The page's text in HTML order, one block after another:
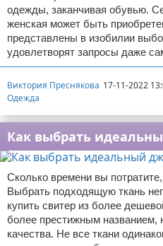
одежды, заканчивая обувью.
женская может быть
представлены в изобилии
удовлетворят запросы даже
Виктория Преснякова 17-11-2022
Одежда
Как выбрать
Сколько времени вы
Выбрать подходящую ткань
купить свитер из более
более престижным названием,
качества. Не все ткани